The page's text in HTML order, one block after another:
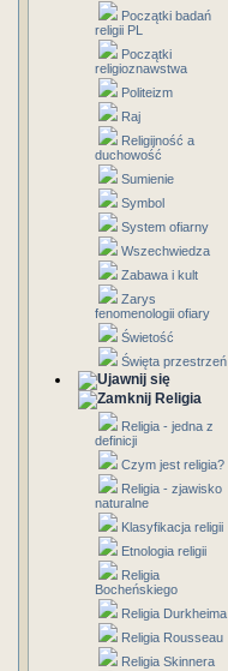
Początki badań
religii PL
Początki
religioznawstwa
Politeizm
Raj
Religijność a
duchowość
Sumienie
Symbol
System ofiarny
Wszechwiedza
Zabawa i kult
Zarys
fenomenologii ofiary
Świetość
Święta przestrzeń
Religia
Religia - jedna z
definicji
Czym jest religia?
Religia - zjawisko
naturalne
Klasyfikacja religii
Etnologia religii
Religia
Bocheńskiego
Religia Durkheima
Religia Rousseau
Religia Skinnera